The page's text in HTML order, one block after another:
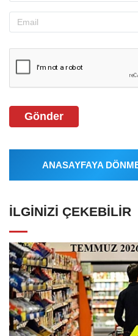
Gönder
ANASAYFAYA
İLGINIZI ÇEKEBILIR